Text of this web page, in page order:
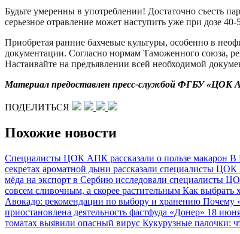
Будьте умеренны в употреблении! Достаточно съесть
серьезное отравление может наступить уже при дозе 40-
Приобретая ранние бахчевые культуры, особенно в
документации. Согласно нормам Таможенного союза,
Настаивайте на предъявлении всей необходимой
Материал предоставлен пресс-службой ФГБУ «ЦОК
ПОДЕЛИТЬСЯ
Похожие новости
Специалисты ЦОК АПК рассказали о пользе макарон В
секретах ароматной дыни рассказали специалисты
мёда на экспорт в Сербию исследовали специалисты
совсем сливочным, а скорее растительным Как выбрать
Авокадо: рекомендации по выбору и хранению Почему
приостановлена деятельность фастфуда «Донер» 18
томатах выявили опасный вирус Кукурузные палочки: